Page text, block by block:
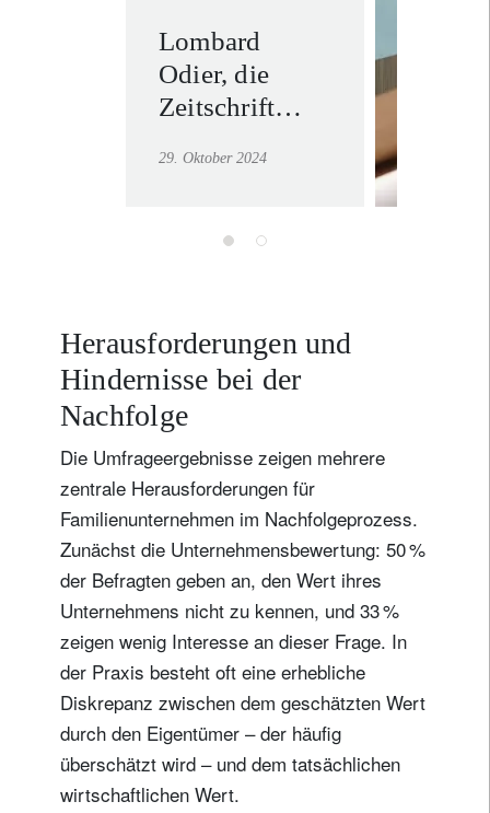
Lombard
Odier, die
Zeitschrift
HEG Freiburg
die Ergebnisse
Studie zu
Familienunternehmen
Westschweiz
29. Oktober 2024
Herausforderungen und
Hindernisse bei der
Nachfolge
Die Umfrageergebnisse zeigen mehrere
zentrale Herausforderungen für
Familienunternehmen im Nachfolgeprozess.
Zunächst die Unternehmensbewertung: 50 %
der Befragten geben an, den Wert ihres
Unternehmens nicht zu kennen, und 33 %
zeigen wenig Interesse an dieser Frage. In
der Praxis besteht oft eine erhebliche
Diskrepanz zwischen dem geschätzten Wert
durch den Eigentümer – der häufig
überschätzt wird – und dem tatsächlichen
wirtschaftlichen Wert.